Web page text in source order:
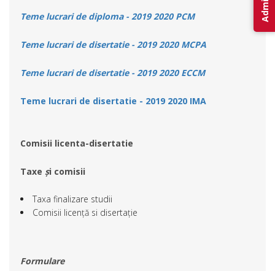
Teme lucrari de diploma - 2019 2020 PCM
Teme lucrari de disertatie - 2019 2020 MCPA
Teme lucrari de disertatie - 2019 2020 ECCM
Teme lucrari de disertatie - 2019 2020 IMA
Comisii licenta-disertatie
Taxe și comisii
Taxa finalizare studii
Comisii licență si disertație
Formulare